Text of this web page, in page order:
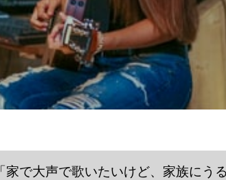
「家で大声で歌いたいけど、家族にう